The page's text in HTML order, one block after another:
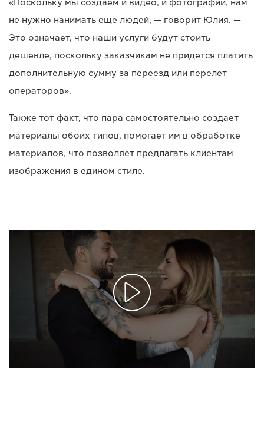
«Поскольку мы создаем и видео, и фотографии, нам
не нужно нанимать еще людей, — говорит Юлия. —
Это означает, что наши услуги будут стоить
дешевле, поскольку заказчикам не придется платить
дополнительную сумму за переезд или перелет
операторов».
Также тот факт, что пара самостоятельно создает
материалы обоих типов, помогает им в обработке
материалов, что позволяет предлагать клиентам
изображения в едином стиле.